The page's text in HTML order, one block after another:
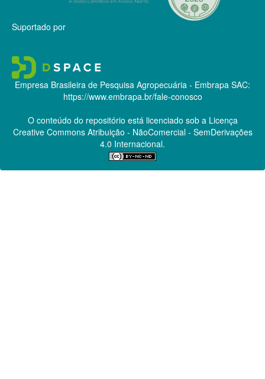
Suportado por
Empresa Brasileira de Pesquisa Agropecuária - Embrapa SAC:
https://www.embrapa.br/fale-conosco
O conteúdo do repositório está licenciado sob a Licença
Creative CommonsAtribuição - NãoComercial - SemDerivações
4.0 Internacional.